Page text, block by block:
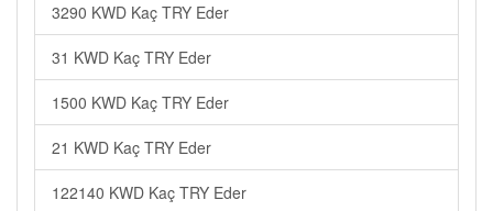
3290 KWD Kaç TRY Eder
31 KWD Kaç TRY Eder
1500 KWD Kaç TRY Eder
21 KWD Kaç TRY Eder
122140 KWD Kaç TRY Eder